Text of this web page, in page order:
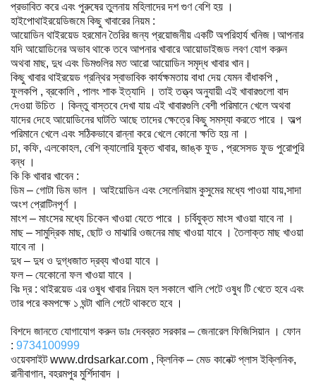
প্রভাবিত করে এবং পুরুষের তুলনায় মহিলাদের দশ গুণ বেশি হয় ।
হাইপোথাইরয়েডিজমে কিছু খাবারের নিয়ম :
আয়োডিন থাইরয়েড হরমোন তৈরির জন্য প্রয়োজনীয় একটি অপরিহার্য খনিজ।আপনার
যদি আয়োডিনের অভাব থাকে তবে আপনার খাবারে আয়োডাইজড লবণ যোগ করুন
অথবা মাছ, দুধ এবং ডিমগুলির মত আরো আয়োডিন সমৃদ্ধ খাবার খান।
কিছু খাবার থাইরয়েড গ্রন্থির স্বাভাবিক কার্যক্ষমতায় বাধা দেয় যেমন বাঁধাকপি ,
ফুলকপি , ব্রকোলি , পালং শাক ইত্যাদি । তাই তত্ত্ব অনুযায়ী এই খাবারগুলো বাদ
দেওয়া উচিত । কিন্তু বাস্তবে দেখা যায় এই খাবারগুলি বেশী পরিমানে খেলে অথবা
যাদের দেহে আয়োডিনের ঘাটতি আছে তাদের ক্ষেত্রে কিছু সমস্যা করতে পারে । অল্প
পরিমানে খেলে এবং সঠিকভাবে রান্না করে খেলে কোনো ক্ষতি হয় না ।
চা, কফি, এলকোহল, বেশি ক্যালোরি যুক্ত খাবার, জাঙ্ক ফুড , প্রসেসড ফুড পুরোপুরি
বন্ধ ।
কি কি খাবার খাবেন :
ডিম – গোটা ডিম ভাল । আইয়োডিন এবং সেলেনিয়াম কুসুমের মধ্যে পাওয়া যায়,সাদা
অংশ প্রোটিনপূর্ণ ।
মাংশ – মাংসের মধ্যে চিকেন খাওয়া যেতে পারে । চর্বিযুক্ত মাংস খাওয়া যাবে না ।
মাছ – সামুদ্রিক মাছ, ছোট ও মাঝারি ওজনের মাছ খাওয়া যাবে । তৈলাক্ত মাছ খাওয়া
যাবে না ।
দুধ – দুধ ও দুগ্ধজাত দ্রব্য খাওয়া যাবে ।
ফল – যেকোনো ফল খাওয়া যাবে ।
বিঃ দ্র : থাইরয়েড এর ওষুধ খাবার নিয়ম হল সকালে খালি পেটে ওষুধ টি খেতে হবে এবং
তার পরে কমপক্ষে ১ ঘন্টা খালি পেটে থাকতে হবে ।
বিশদে জানতে যোগাযোগ করুন ডাঃ দেবব্রত সরকার – জেনারেল ফিজিসিয়ান । ফোন
: 9734100999
ওয়েবসাইট www.drdsarkar.com , ক্লিনিক – মেড কানেক্ট প্লাস ইক্লিনিক,
রানীবাগান, বহরমপুর মুর্শিদাবাদ ।